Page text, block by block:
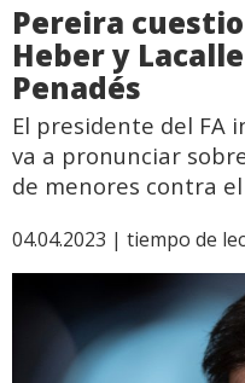
Pereira
Heber y
Penadés
El presidente del FA
va a pronunciar
de menores contra
04.04.2023 | tiempo de